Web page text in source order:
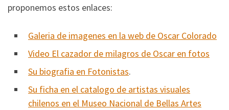
proponemos estos enlaces:
Galeria de imagenes en la web de Oscar Colorado
Video El cazador de milagros de Oscar en fotos
Su biografia en Fotonistas.
Su ficha en el catalogo de artistas visuales
chilenos en el Museo Nacional de Bellas Artes